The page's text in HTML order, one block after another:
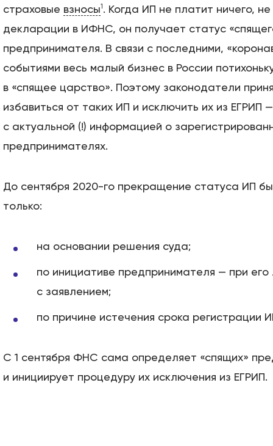
страховые взносы1 . Когда ИП не платит ничего,
декларации в ИФНС, он получает статус
предпринимателя. В связи с последними,
событиями весь малый бизнес в России
в «спящее царство». Поэтому законодатели
избавиться от таких ИП и исключить их из ЕГРИП
с актуальной (!) информацией о
предпринимателях.
До сентября 2020-го прекращение статуса ИП
только:
на основании решения суда;
по инициативе предпринимателя — при
с заявлением;
по причине истечения срока регистрации
С 1 сентября ФНС сама определяет «спящих»
и инициирует процедуру их исключения из ЕГРИП.